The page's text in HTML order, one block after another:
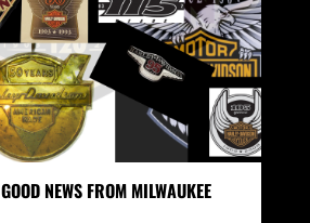
GOOD NEWS FROM MILWAUKEE